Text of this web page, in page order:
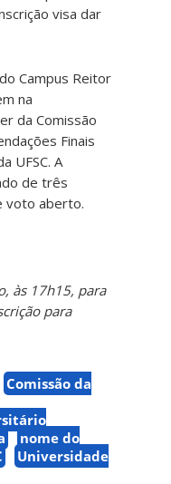
visa dar
Campus Reitor
na
da Comissão
Finais
UFSC. A
de três
voto aberto.
às 17h15, para
para
Comissão da
nome do
Universidade